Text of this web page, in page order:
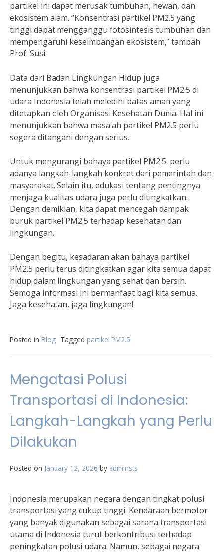
partikel ini dapat merusak tumbuhan, hewan, dan
ekosistem alam. “Konsentrasi partikel PM2.5 yang
tinggi dapat mengganggu fotosintesis tumbuhan dan
mempengaruhi keseimbangan ekosistem,” tambah
Prof. Susi.
Data dari Badan Lingkungan Hidup juga
menunjukkan bahwa konsentrasi partikel PM2.5 di
udara Indonesia telah melebihi batas aman yang
ditetapkan oleh Organisasi Kesehatan Dunia. Hal ini
menunjukkan bahwa masalah partikel PM2.5 perlu
segera ditangani dengan serius.
Untuk mengurangi bahaya partikel PM2.5, perlu
adanya langkah-langkah konkret dari pemerintah dan
masyarakat. Selain itu, edukasi tentang pentingnya
menjaga kualitas udara juga perlu ditingkatkan.
Dengan demikian, kita dapat mencegah dampak
buruk partikel PM2.5 terhadap kesehatan dan
lingkungan.
Dengan begitu, kesadaran akan bahaya partikel
PM2.5 perlu terus ditingkatkan agar kita semua dapat
hidup dalam lingkungan yang sehat dan bersih.
Semoga informasi ini bermanfaat bagi kita semua.
Jaga kesehatan, jaga lingkungan!
Posted in Blog Tagged partikel PM2.5
Mengatasi Polusi
Transportasi di Indonesia:
Langkah-Langkah yang Perlu
Dilakukan
Posted on January 12, 2026 by adminsts
Indonesia merupakan negara dengan tingkat polusi
transportasi yang cukup tinggi. Kendaraan bermotor
yang banyak digunakan sebagai sarana transportasi
utama di Indonesia turut berkontribusi terhadap
peningkatan polusi udara. Namun, sebagai negara